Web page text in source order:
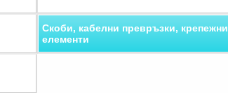
Скоби, кабелни превръзки, крепежни
елементи